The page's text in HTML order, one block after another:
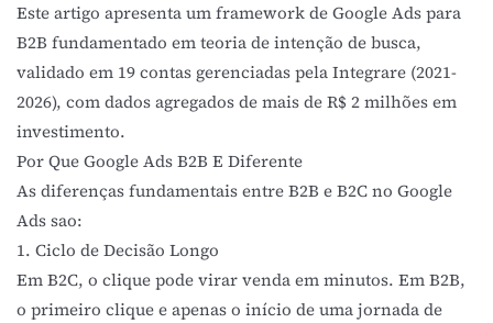
Este artigo apresenta um framework de Google Ads para
B2B fundamentado em teoria de intenção de busca,
validado em 19 contas gerenciadas pela Integrare (2021-
2026), com dados agregados de mais de R$ 2 milhões em
investimento.
Por Que Google Ads B2B E Diferente
As diferenças fundamentais entre B2B e B2C no Google
Ads sao:
1. Ciclo de Decisão Longo
Em B2C, o clique pode virar venda em minutos. Em B2B,
o primeiro clique e apenas o início de uma jornada de